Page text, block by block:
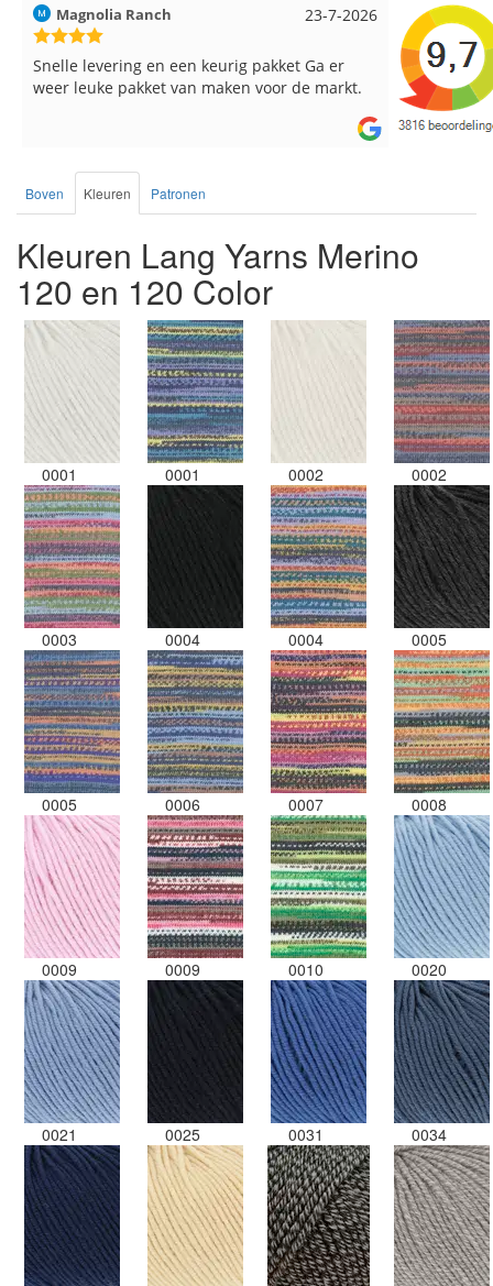
17-7-2026
Hilde uit Loyers
Reeds meerdere keren breigaren en
breinaalden besteld, altijd heel tevreden over
Loes uit
Snelle
Boven Kleuren Patronen
Kleuren Lang Yarns Merino
120 en 120 Color
0001 0001 0002 0002
0003 0004 0004 0005
0005 0006 0007 0008
0009 0009 0010 0020
0021 0025 0031 0034